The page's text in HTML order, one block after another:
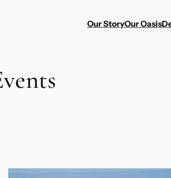
Our StoryOur Oasis